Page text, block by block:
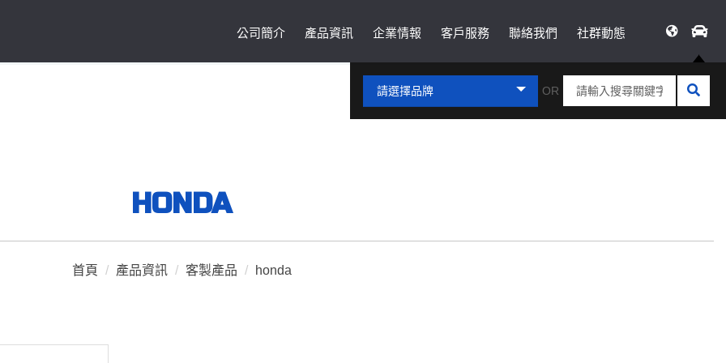
公司簡介 產品資訊 企業情報 客戶服務 聯絡我們 社群動態
請選擇品牌 OR
HONDA
首頁 / 產品資訊 / 客製產品 / honda